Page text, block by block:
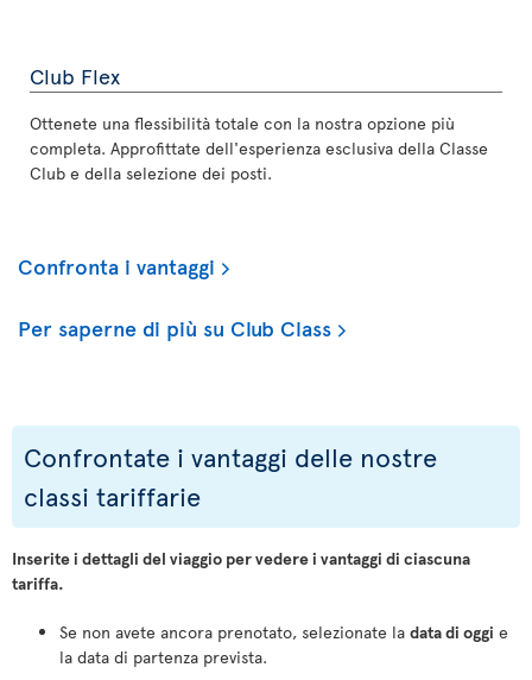
Club Flex
Ottenete una flessibilità totale con la nostra opzione più
completa. Approfittate dell'esperienza esclusiva della Classe
Club e della selezione dei posti.
Confronta i vantaggi
Per saperne di più su Club Class
Confrontate i vantaggi delle nostre
classi tariffarie
Inserite i dettagli del viaggio per vedere i vantaggi di ciascuna
tariffa.
Se non avete ancora prenotato, selezionate la data di oggi e
la data di partenza prevista.